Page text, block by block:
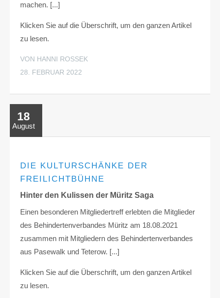
machen. [...]
Klicken Sie auf die Überschrift, um den ganzen Artikel
zu lesen.
VON HANNI ROSSEK
28. FEBRUAR 2022
18
August
DIE KULTURSCHÄNKE DER
FREILICHTBÜHNE
Hinter den Kulissen der Müritz Saga
Einen besonderen Mitgliedertreff erlebten die Mitglieder
des Behindertenverbandes Müritz am 18.08.2021
zusammen mit Mitgliedern des Behindertenverbandes
aus Pasewalk und Teterow. [...]
Klicken Sie auf die Überschrift, um den ganzen Artikel
zu lesen.